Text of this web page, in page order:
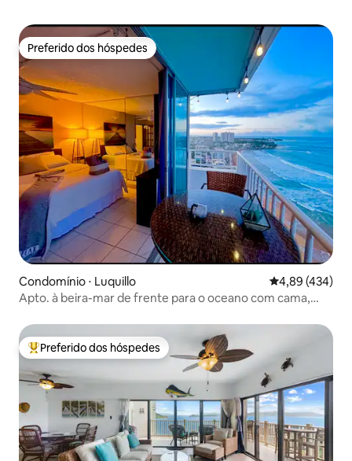
Preferido dos hóspedes
Preferido dos hóspedes
Condomínio ⋅ Luquillo 4,89 de uma
4,89 (434)
Apto. à beira-mar de frente para o oceano com cama,
Entre os melhores preferidos dos hóspedes
Preferido dos hóspedes